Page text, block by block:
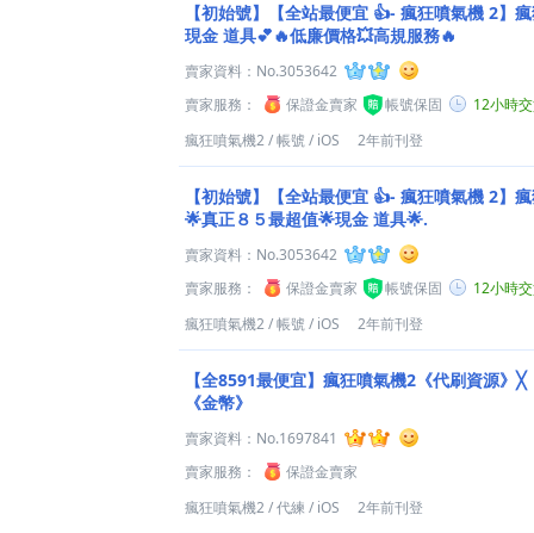
【初始號】【全站最便宜 👍- 瘋狂噴氣機 2】
現金 道具💕🔥低廉價格💥高規服務🔥
賣家資料： No.3053642
賣家服務：
保證金賣家 帳號保固
12小時
瘋狂噴氣機2/帳號/ iOS 2年前刊登
【初始號】【全站最便宜 👍- 瘋狂噴氣機 2】
🌟真正８５最超值🌟現金 道具🌟.
賣家資料： No.3053642
賣家服務：
保證金賣家 帳號保固
12小時
瘋狂噴氣機2/帳號/ iOS 2年前刊登
【全8591最便宜】瘋狂噴氣機2《代刷資源》
《金幣》
賣家資料： No.1697841
賣家服務：
保證金賣家
瘋狂噴氣機2/代練 / iOS 2年前刊登